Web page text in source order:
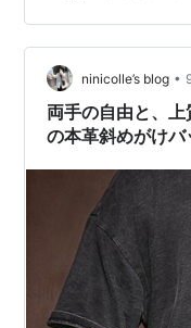
ninicolle’s blog •
両手の自由と、
の本革斜めがけバ